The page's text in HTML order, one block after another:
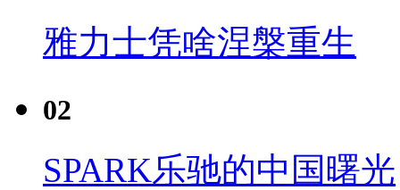
雅力士凭啥涅槃重生
02
SPARK乐驰的中国曙光